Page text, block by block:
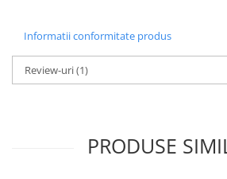
Informatii conformitate produs
Review-uri(1)
PRODUSE